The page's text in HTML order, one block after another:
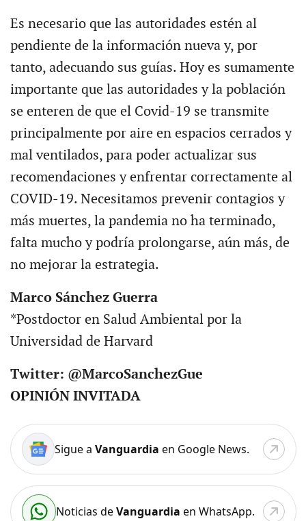
Es necesario que las autoridades estén al
pendiente de la información nueva y, por
tanto, adecuando sus guías. Hoy es sumamente
importante que las autoridades y la población
se enteren de que el Covid-19 se transmite
principalmente por aire en espacios cerrados y
mal ventilados, para poder actualizar sus
recomendaciones y enfrentar correctamente al
COVID-19. Necesitamos prevenir contagios y
más muertes, la pandemia no ha terminado,
falta mucho y podría prolongarse, aún más, de
no mejorar la estrategia.
Marco Sánchez Guerra
*Postdoctor en Salud Ambiental por la
Universidad de Harvard
Twitter: @MarcoSanchezGue
OPINIÓN INVITADA
Sigue a Vanguardia en Google News.
Noticias deVanguardia en WhatsApp.